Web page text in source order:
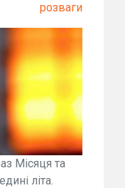
розваги
Місяця та
літа.